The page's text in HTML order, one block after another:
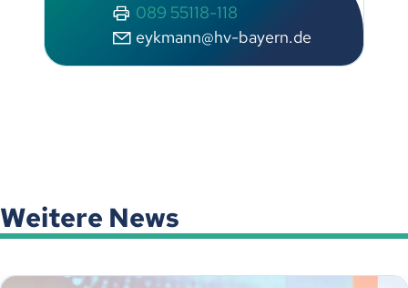
089 55118-118
eykmann@hv-bayern.de
Weitere News